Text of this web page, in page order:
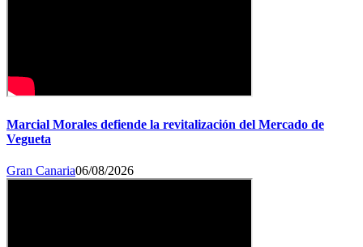
Marcial Morales defiende la revitalización del Mercado de
Vegueta
Gran Canaria06/08/2026